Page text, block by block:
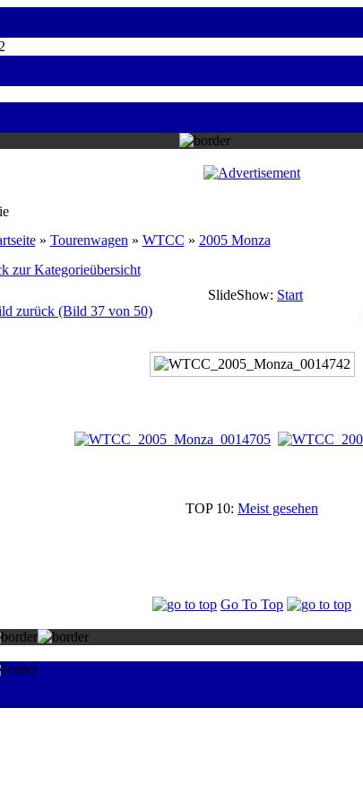
» Tourenwagen » WTCC » 2005 Monza
zur Kategorieübersicht
SlideShow: Start
zurück (Bild 37 von 50)
TOP 10: Meist gesehen
Go To Top